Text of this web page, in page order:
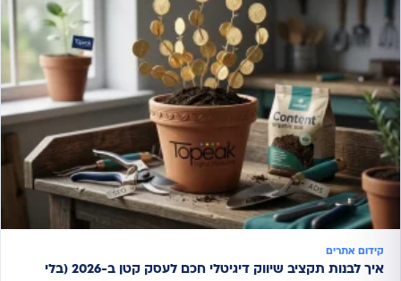
קידום אתרים
איך לבנות תקציב שיווק דיגיטלי חכם לעסק קטן ב-2026 (בלי